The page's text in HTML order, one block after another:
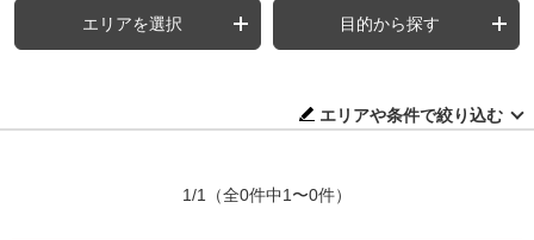
エリアを選択 目的から探す
エリアや条件で絞り込む
1/1 （全0件中1〜0件）